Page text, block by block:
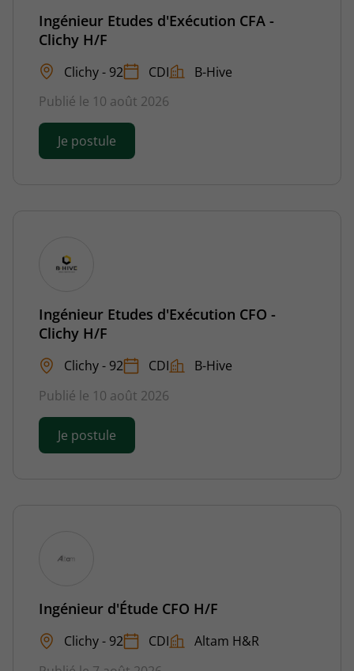
Ingénieur Etudes d'Exécution CFA -
Clichy H/F
Clichy - 92 CDI
B-Hive
Publié le 10 août 2026
Je postule
Ingénieur Etudes d'Exécution CFO -
Clichy H/F
Clichy - 92 CDI
B-Hive
Publié le 10 août 2026
Je postule
Ingénieur d'Étude CFO H/F
Clichy - 92 CDI
Altam H&R